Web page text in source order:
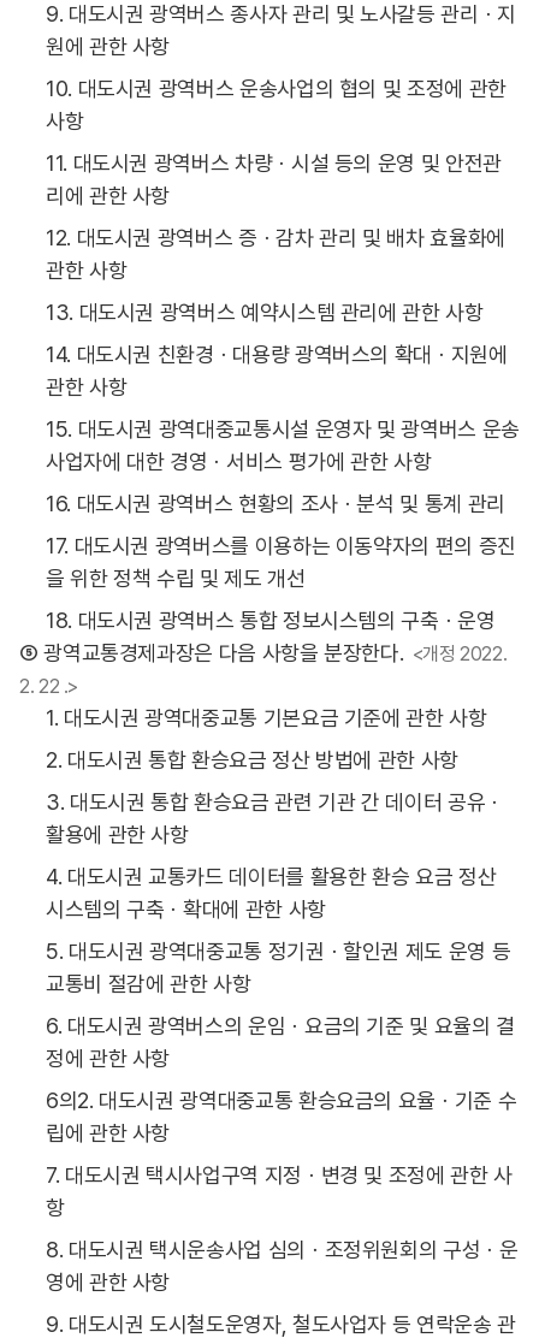
9. 대도시권 광역버스 종사자 관리 및 노사갈등 관리ㆍ지
원에 관한 사항
10. 대도시권 광역버스 운송사업의 협의 및 조정에 관한
사항
11. 대도시권 광역버스 차량ㆍ시설 등의 운영 및 안전관
리에 관한 사항
12. 대도시권 광역버스 증ㆍ감차 관리 및 배차 효율화에
관한 사항
13. 대도시권 광역버스 예약시스템 관리에 관한 사항
14. 대도시권 친환경ㆍ대용량 광역버스의 확대ㆍ지원에
관한 사항
15. 대도시권 광역대중교통시설 운영자 및 광역버스 운송
사업자에 대한 경영ㆍ서비스 평가에 관한 사항
16. 대도시권 광역버스 현황의 조사ㆍ분석 및 통계 관리
17. 대도시권 광역버스를 이용하는 이동약자의 편의 증진
을 위한 정책 수립 및 제도 개선
18. 대도시권 광역버스 통합 정보시스템의 구축ㆍ운영
⑤ 광역교통경제과장은 다음 사항을 분장한다. <개정 2022.
2. 22 .>
1. 대도시권 광역대중교통 기본요금 기준에 관한 사항
2. 대도시권 통합 환승요금 정산 방법에 관한 사항
3. 대도시권 통합 환승요금 관련 기관 간 데이터 공유ㆍ
활용에 관한 사항
4. 대도시권 교통카드 데이터를 활용한 환승 요금 정산
시스템의 구축ㆍ확대에 관한 사항
5. 대도시권 광역대중교통 정기권ㆍ할인권 제도 운영 등
교통비 절감에 관한 사항
6. 대도시권 광역버스의 운임ㆍ요금의 기준 및 요율의 결
정에 관한 사항
6의2. 대도시권 광역대중교통 환승요금의 요율ㆍ기준 수
립에 관한 사항
7. 대도시권 택시사업구역 지정ㆍ변경 및 조정에 관한 사
항
8. 대도시권 택시운송사업 심의ㆍ조정위원회의 구성ㆍ운
영에 관한 사항
9. 대도시권 도시철도운영자, 철도사업자 등 연락운송 관